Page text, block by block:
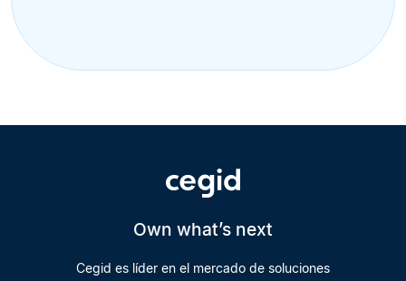
Own what’s next
Cegid es líder en el mercado de soluciones